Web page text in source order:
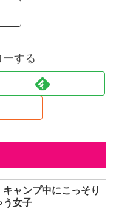
する
キャンプ中にこっそり
う女子